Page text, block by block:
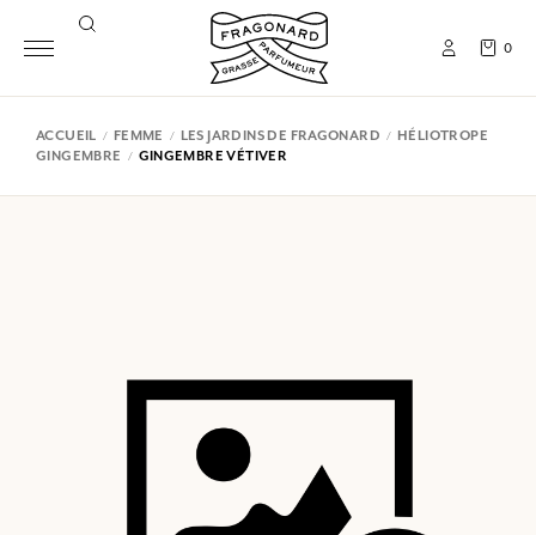
0
ACCUEIL FEMME LES JARDINS DE FRAGONARD
HÉLIOTROPE
GINGEMBRE
GINGEMBRE VÉTIVER